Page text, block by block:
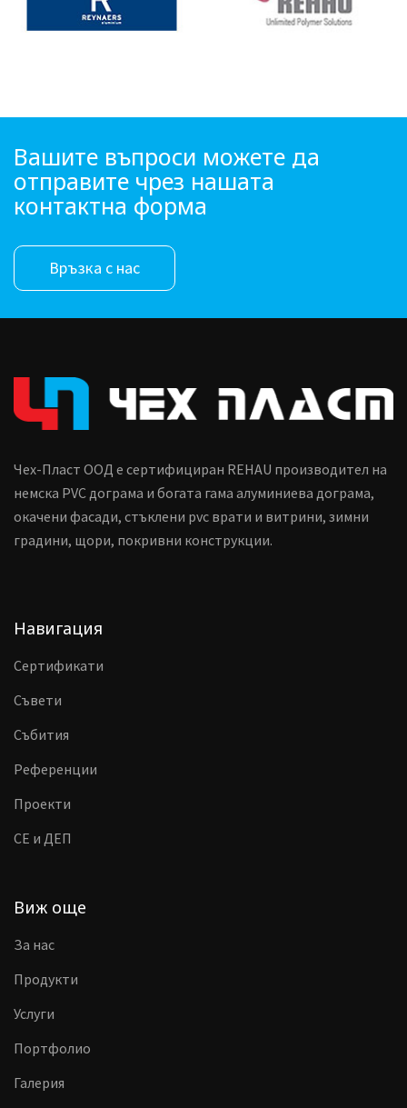
Вашите въпроси можете да
отправите чрез нашата
контактна форма
Връзка с нас
Чех-Пласт ООД е сертифициран REHAU производител на
немска PVC дограма и богата гама алуминиева дограма,
окачени фасади, стъклени pvc врати и витрини, зимни
градини, щори, покривни конструкции.
Навигация
Сертификати
Съвети
Събития
Референции
Проекти
CE и ДЕП
Виж още
За нас
Продукти
Услуги
Портфолио
Галерия